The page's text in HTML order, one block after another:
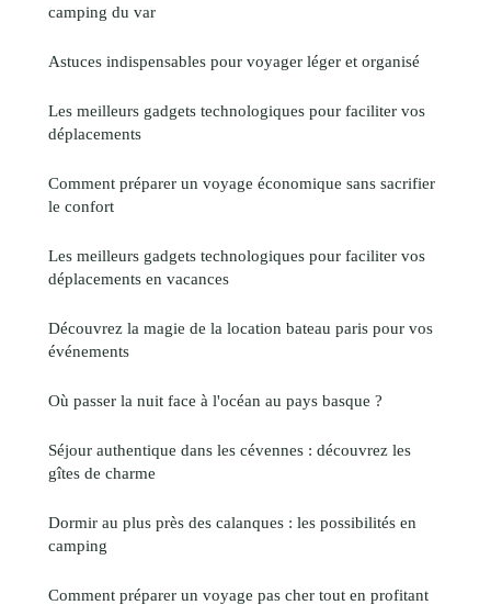
camping du var
Astuces indispensables pour voyager léger et organisé
Les meilleurs gadgets technologiques pour faciliter vos
déplacements
Comment préparer un voyage économique sans sacrifier
le confort
Les meilleurs gadgets technologiques pour faciliter vos
déplacements en vacances
Découvrez la magie de la location bateau paris pour vos
événements
Où passer la nuit face à l'océan au pays basque ?
Séjour authentique dans les cévennes : découvrez les
gîtes de charme
Dormir au plus près des calanques : les possibilités en
camping
Comment préparer un voyage pas cher tout en profitant